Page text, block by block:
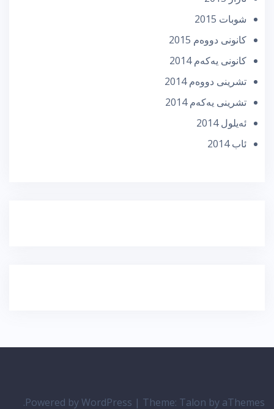
شوبات 2015
كانونی دووه‌م 2015
كانونی یه‌كه‌م 2014
تشرینی دووه‌م 2014
تشرینی یه‌كه‌م 2014
ئه‌یلول 2014
ئاب 2014
Powered by WordPress | Theme: Talon by aThemes.